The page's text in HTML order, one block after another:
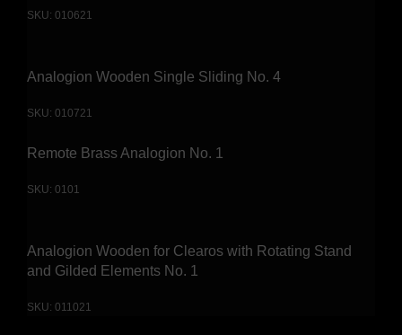
SKU: 010621
Analogion Wooden Single Sliding No. 4
SKU: 010721
Remote Brass Analogion No. 1
SKU: 0101
Analogion Wooden for Clearos with Rotating Stand
and Gilded Elements No. 1
SKU: 011021